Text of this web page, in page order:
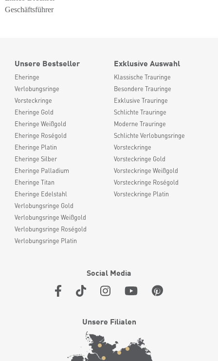
Geschäftsführer
Unsere Bestseller
Eheringe
Verlobungsringe
Vorsteckringe
Eheringe Gold
Eheringe Weißgold
Eheringe Roségold
Eheringe Platin
Eheringe Silber
Eheringe Palladium
Eheringe Titan
Eheringe Edelstahl
Verlobungsringe Gold
Verlobungsringe Weißgold
Verlobungsringe Roségold
Verlobungsringe Platin
Exklusive Auswahl
Klassische Trauringe
Besondere Trauringe
Exklusive Trauringe
Schlichte Trauringe
Moderne Trauringe
Schlichte Verlobungsringe
Vorsteckringe
Vorsteckringe Gold
Vorsteckringe Weißgold
Vorsteckringe Roségold
Vorsteckringe Platin
Social Media
Unsere Filialen